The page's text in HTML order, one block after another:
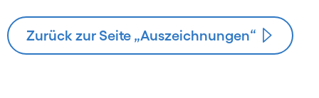
Zurück zur Seite „Auszeichnungen“